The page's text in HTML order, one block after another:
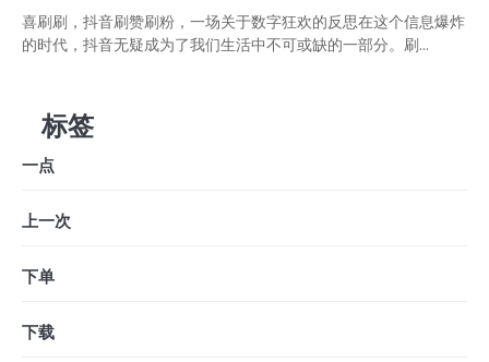
喜刷刷，抖音刷赞刷粉，一场关于数字狂欢的反思在这个信息爆炸
的时代，抖音无疑成为了我们生活中不可或缺的一部分。刷...
标签
一点
上一次
下单
下载